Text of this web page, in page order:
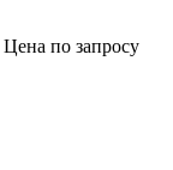
Цена по запросу